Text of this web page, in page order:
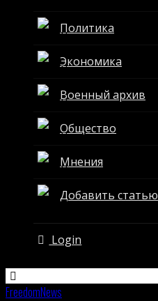
Политика
Экономика
Военный архив
Общество
Мнения
Добавить статью
Login
FreedomNews